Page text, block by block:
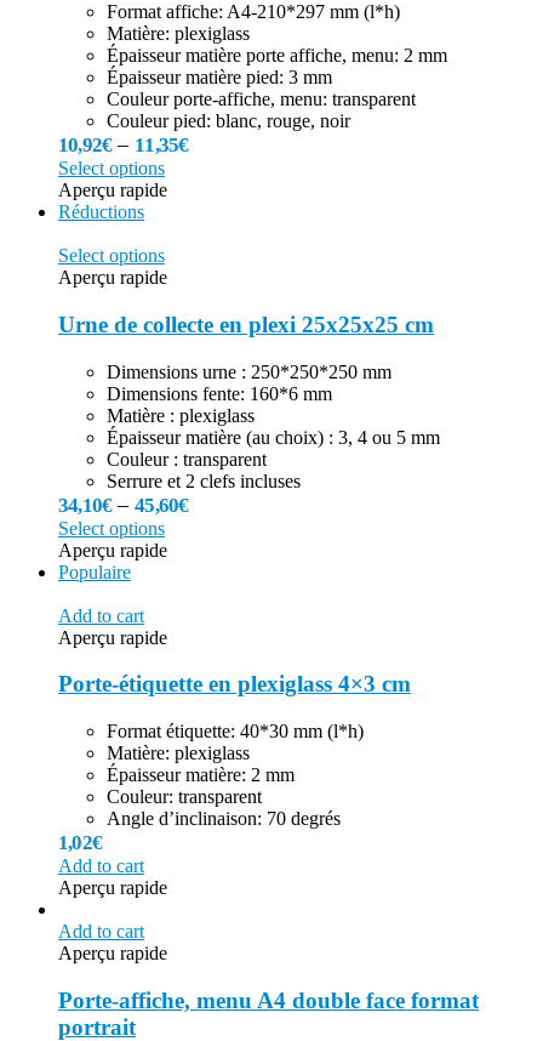
Format affiche: A4-210*297 mm (l*h)
Matière: plexiglass
Épaisseur matière porte affiche, menu: 2 mm
Épaisseur matière pied: 3 mm
Couleur porte-affiche, menu: transparent
Couleur pied: blanc, rouge, noir
10,92€– 11,35€
Select options
Aperçu rapide
Réductions
Select options
Aperçu rapide
Urne de collecte en plexi 25x25x25 cm
Dimensions urne : 250*250*250 mm
Dimensions fente: 160*6 mm
Matière : plexiglass
Épaisseur matière (au choix) : 3, 4 ou 5 mm
Couleur : transparent
Serrure et 2 clefs incluses
34,10€–45,60€
Select options
Aperçu rapide
Populaire
Add to cart
Aperçu rapide
Porte-étiquette en plexiglass 4×3 cm
Format étiquette: 40*30 mm (l*h)
Matière: plexiglass
Épaisseur matière: 2 mm
Couleur: transparent
Angle d’inclinaison: 70 degrés
1,02€
Add to cart
Aperçu rapide
Add to cart
Aperçu rapide
Porte-affiche, menu A4 double face format
portrait